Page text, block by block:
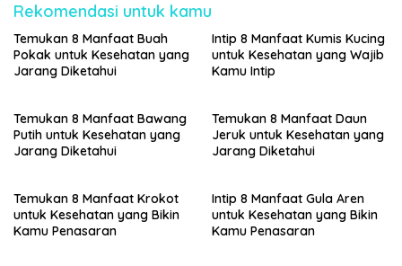
Rekomendasi untuk kamu
Temukan 8 Manfaat Buah
Pokak untuk Kesehatan yang
Jarang Diketahui
Intip 8 Manfaat Kumis Kucing
untuk Kesehatan yang Wajib
Kamu Intip
Temukan 8 Manfaat Bawang
Putih untuk Kesehatan yang
Jarang Diketahui
Temukan 8 Manfaat Daun
Jeruk untuk Kesehatan yang
Jarang Diketahui
Temukan 8 Manfaat Krokot
untuk Kesehatan yang Bikin
Kamu Penasaran
Intip 8 Manfaat Gula Aren
untuk Kesehatan yang Bikin
Kamu Penasaran